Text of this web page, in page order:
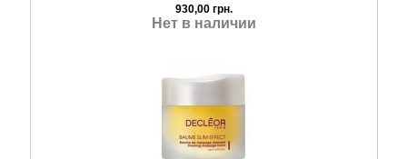
930,00 грн.
Нет в наличии